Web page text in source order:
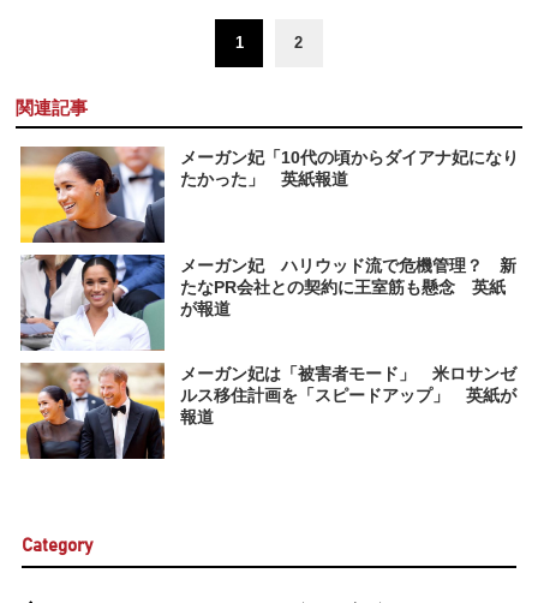
1 2
関連記事
メーガン妃「10代の頃からダイアナ妃になり
たかった」 英紙報道
メーガン妃 ハリウッド流で危機管理？ 新
たなPR会社との契約に王室筋も懸念 英紙
が報道
メーガン妃は「被害者モード」 米ロサンゼ
ルス移住計画を「スピードアップ」 英紙が
報道
Category